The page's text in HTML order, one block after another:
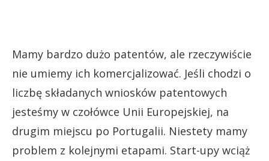
Mamy bardzo dużo patentów, ale rzeczywiście
nie umiemy ich komercjalizować. Jeśli chodzi o
liczbę składanych wniosków patentowych
jesteśmy w czołówce Unii Europejskiej, na
drugim miejscu po Portugalii. Niestety mamy
problem z kolejnymi etapami. Start-upy wciąż